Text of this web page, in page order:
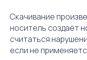
Скачивание
носитель создаёт
считаться
если не